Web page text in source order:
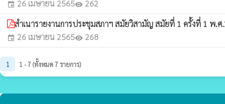
event 26 เมษายน 2565visibility 262
สำเนารายงานการประชุมสภาฯ สมัยวิสามัญ สมัยที่ 1 ครั้งที่ 1 พ.
event 26 เมษายน 2565visibility 268
1 1 - 7 (ทั้งหมด 7 รายการ)